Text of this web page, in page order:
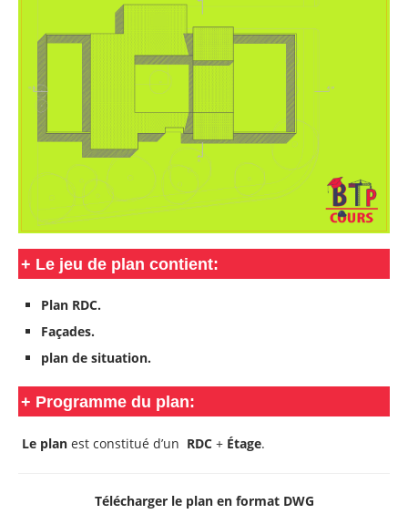
+ Le jeu de plan contient:
Plan RDC.
Façades.
plan de situation.
+ Programme du plan:
Le plan est constitué d’un RDC + Étage.
Télécharger le plan en format DWG